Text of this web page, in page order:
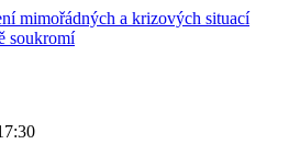
mimořádných a krizových situací
soukromí